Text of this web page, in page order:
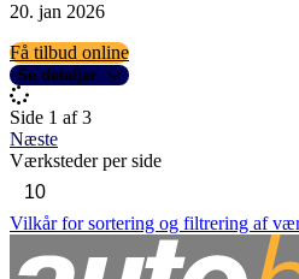
20. jan 2026
Få tilbud online
Se detaljer
Side 1 af 3
Næste
Værksteder per side
Vilkår for sortering og filtrering af